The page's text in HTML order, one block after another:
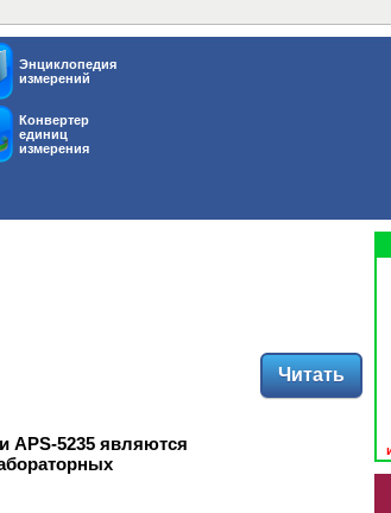
Энциклопедия
измерений
Конвертер
единиц
измерения
APS-5235 являются
Читать